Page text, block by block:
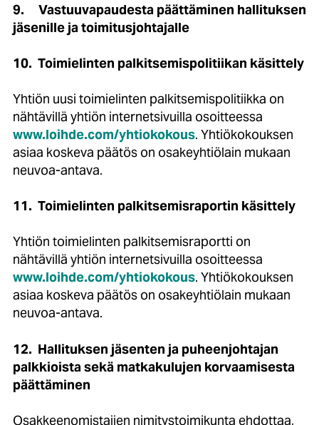
9. Vastuuvapaudesta päättäminen hallituksen
jäsenille ja toimitusjohtajalle
10. Toimielinten palkitsemispolitiikan käsittely
Yhtiön uusi toimielinten palkitsemispolitiikka on
nähtävillä yhtiön internetsivuilla osoitteessa
www.loihde.com/yhtiokokous. Yhtiökokouksen
asiaa koskeva päätös on osakeyhtiölain mukaan
neuvoa-antava.
11. Toimielinten palkitsemisraportin käsittely
Yhtiön toimielinten palkitsemisraportti on
nähtävillä yhtiön internetsivuilla osoitteessa
www.loihde.com/yhtiokokous. Yhtiökokouksen
asiaa koskeva päätös on osakeyhtiölain mukaan
neuvoa-antava.
12. Hallituksen jäsenten ja puheenjohtajan
palkkioista sekä matkakulujen korvaamisesta
päättäminen
Osakkeenomistajien nimitystoimikunta ehdottaa,